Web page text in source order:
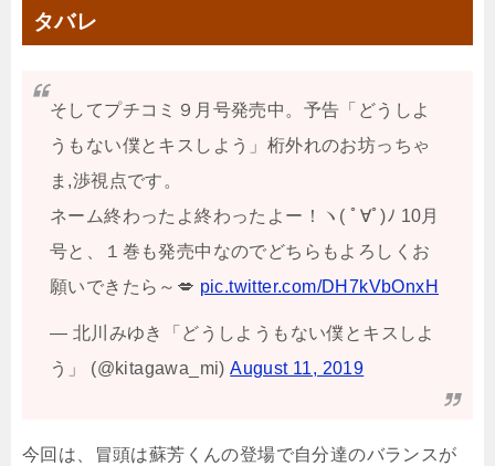
タバレ
そしてプチコミ９月号発売中。予告「どうしよ
うもない僕とキスしよう」桁外れのお坊っちゃ
ま,渉視点です。
ネーム終わったよ終わったよー！ヽ( ﾟ∀ﾟ)ﾉ 10月
号と、１巻も発売中なのでどちらもよろしくお
願いできたら～💋 pic.twitter.com/DH7kVbOnxH
— 北川みゆき「どうしようもない僕とキスしよ
う」 (@kitagawa_mi)August 11, 2019
今回は、冒頭は蘇芳くんの登場で自分達のバランスが